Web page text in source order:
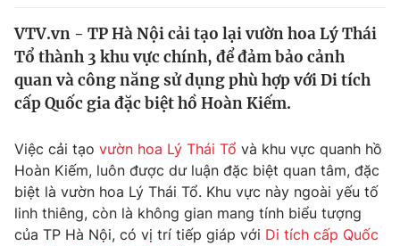
Thế giới
Tin tức
Câu chuyện quốc tế
Kinh tế
Tài chính
Thị trường
Góc doanh nghiệp
Dữ liệu và đời sống
Truyền hình
VTV.vn - TP Hà Nội cải tạo lại vườn hoa Lý Thái
Tổ thành 3 khu vực chính, để đảm bảo cảnh
quan và công năng sử dụng phù hợp với Di tích
cấp Quốc gia đặc biệt hồ Hoàn Kiếm.
Việc cải tạo vườn hoa Lý Thái Tổ và khu vực quanh hồ
Hoàn Kiếm, luôn được dư luận đặc biệt quan tâm, đặc
biệt là vườn hoa Lý Thái Tổ. Khu vực này ngoài yếu tố
linh thiêng, còn là không gian mang tính biểu tượng
của TP Hà Nội, có vị trí tiếp giáp với Di tích cấp Quốc